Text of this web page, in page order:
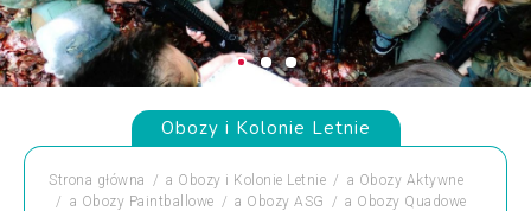
Obozy i Kolonie Letnie
Strona główna a Obozy i Kolonie Letnie a Obozy Aktywne
a Obozy Paintballowe a Obozy ASG a Obozy Quadowe